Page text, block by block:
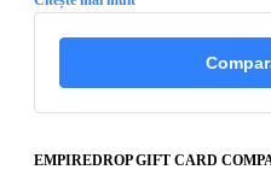
EMPIREDROP GIFT CARD